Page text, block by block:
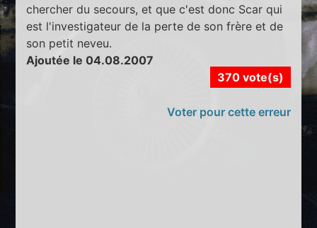
chercher du secours, et que c'est donc Scar qui
est l'investigateur de la perte de son frère et de
son petit neveu.
Ajoutée le 04.08.2007
370 vote(s)
Voter pour cette erreur